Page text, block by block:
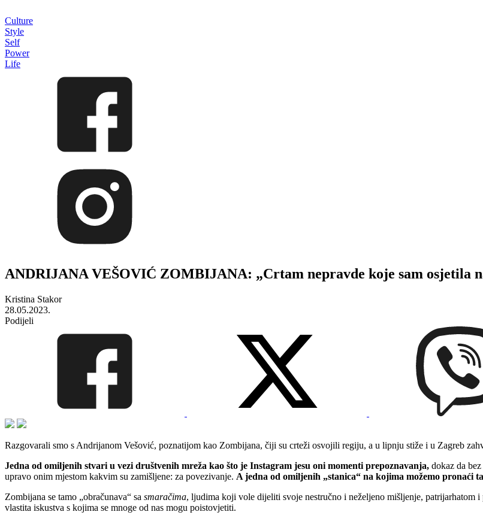
Culture
Style
Self
Power
Life
ANDRIJANA VEŠOVIĆ ZOMBIJANA: „Crtam nepravde koje sam osjetila
Kristina Stakor
28.05.2023.
Podijeli
Razgovarali smo s Andrijanom Vešović, poznatijom kao Zombijana, čiji su crteži osvojili regiju, a u lipnju stiže i u Zagreb
Jedna od omiljenih stvari u vezi društvenih mreža kao što je Instagram jesu oni momenti prepoznavanja, dokaz da
upravo onim mjestom kakvim su zamišljene: za povezivanje. A jedna od omiljenih „stanica“ na kojima možemo pronaći
Zombijana se tamo „obračunava“ sa smaračima, ljudima koji vole dijeliti svoje nestručno i neželjeno mišljenje, patrijarhatom
vlastita iskustva s kojima se mnoge od nas mogu poistovjetiti.